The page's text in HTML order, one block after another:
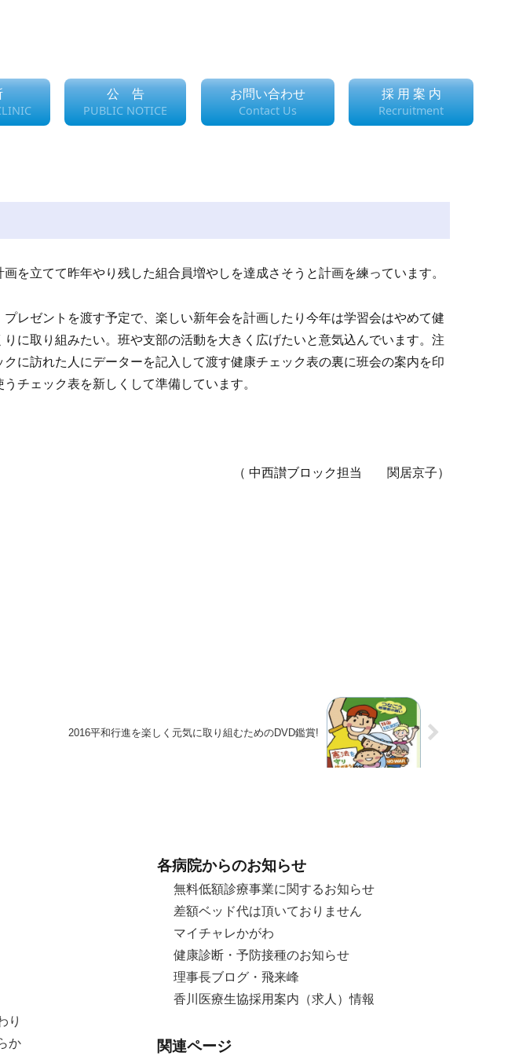
公 告
PUBLIC NOTICE
お問い合わせ
Contact Us
採 用 案 内
Recruitment
を立てて昨年やり残した組合員増やしを達成さそうと計画を練っています。
レゼントを渡す予定で、楽しい新年会を計画したり今年は学習会はやめて健
に取り組みたい。班や支部の活動を大きく広げたいと意気込んでいます。注
に訪れた人にデーターを記入して渡す健康チェック表の裏に班会の案内を印
チェック表を新しくして準備しています。
（ 中西讃ブロック担当 関居京子）
2016平和行進を楽しく元気に取り組むためのDVD鑑賞!
り
か
各病院からのお知らせ
無料低額診療事業に関するお知らせ
差額ベッド代は頂いておりません
マイチャレかがわ
健康診断・予防接種のお知らせ
理事長ブログ・飛来峰
香川医療生協採用案内（求人）情報
関連ページ